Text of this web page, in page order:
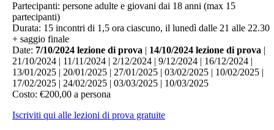
Partecipanti: persone adulte e giovani dai 18 anni (max 15
partecipanti)
Durata: 15 incontri di 1,5 ora ciascuno, il lunedì dalle 21 alle 22.30
+ saggio finale
Date: 7/10/2024 lezione di prova | 14/10/2024 lezione di prova |
21/10/2024 | 11/11/2024 | 2/12/2024 | 9/12/2024 | 16/12/2024 |
13/01/2025 | 20/01/2025 | 27/01/2025 | 03/02/2025 | 10/02/2025 |
17/02/2025 | 24/02/2025 | 03/03/2025 | 10/03/2025
Costo: €200,00 a persona
Iscriviti qui alle lezioni di prova gratuite